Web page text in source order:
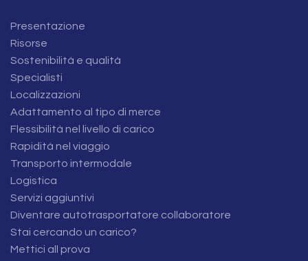
Presentazione
Risorse
Sostenibilità e qualità
Specialisti
Localizzazioni
Adattamento al tipo di merce
Flessibilità nel livello di carico
Rapidità nel viaggio
Transporto intermodale
Logistica
Servizi aggiuntivi
Diventare autotrasportatore collaboratore
Stai cercando un carico?
Mettici all prova